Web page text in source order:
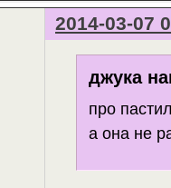
2014-03-07
джука
про
а она не